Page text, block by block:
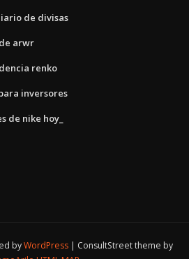
de divisas
arwr
renko
inversores
de nike hoy_
byWordPress
ConsultStreet theme by